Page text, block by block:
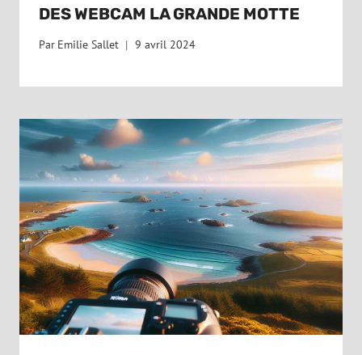
DES WEBCAM LA GRANDE MOTTE
Par Emilie Sallet 9 avril 2024